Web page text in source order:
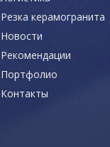
Резка керамогранита
Новости
Рекомендации
Портфолио
Контакты